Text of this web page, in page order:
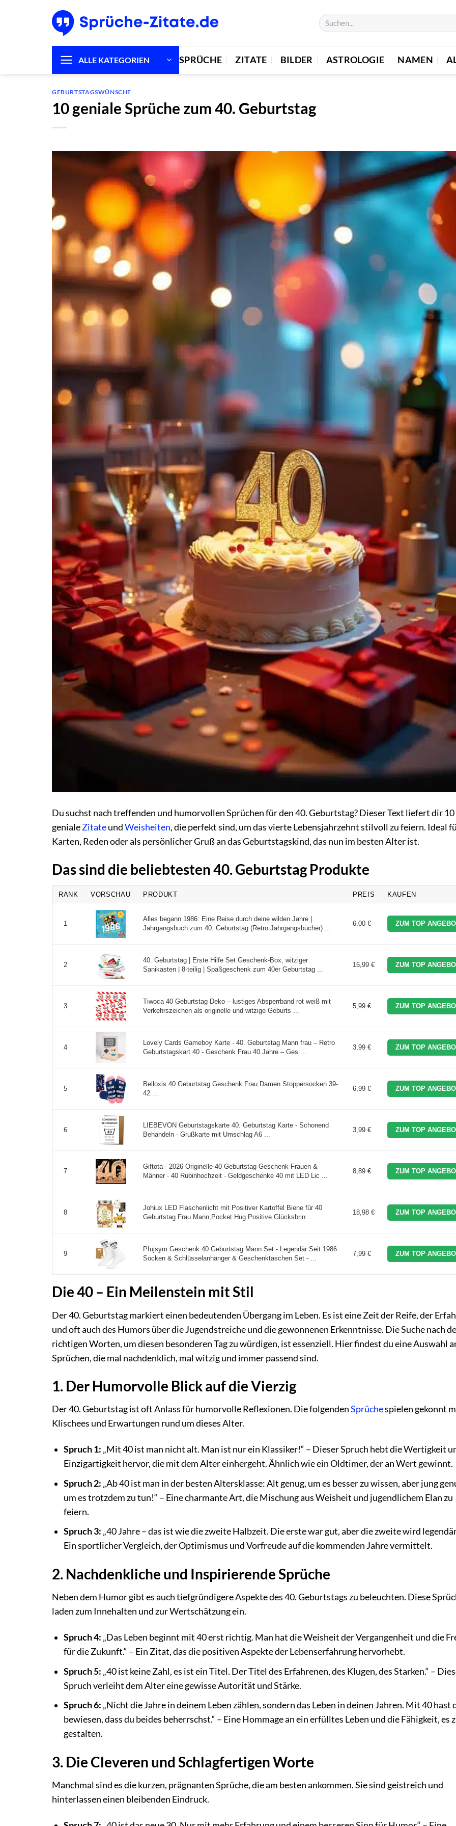
ALLE KATEGORIEN SPRÜCHE ZITATE BILDER ASTROLOGIE NAMEN
GEBURTSTAGSWÜNSCHE
10 geniale Sprüche zum 40. Geburtstag
Du suchst nach treffenden und humorvollen Sprüchen für den 40. Geburtstag? Dieser Text liefert dir 10
genialeZitateundWeisheiten, die perfekt sind, um das vierte Lebensjahrzehnt stilvoll zu feiern. Ideal
Karten, Reden oder als persönlicher Gruß an das Geburtstagskind, das nun im besten Alter ist.
Das sind die beliebtesten 40. Geburtstag Produkte
RANK VORSCHAU PRODUKT PREIS KAUFEN
1
Alles begann 1986: Eine Reise durch deine wilden Jahre |
Jahrgangsbuch zum 40. Geburtstag (Retro Jahrgangsbücher) ...
6,00 € ZUM TOP
2
40. Geburtstag | Erste Hilfe Set Geschenk-Box, witziger
Sanikasten | 8-teilig | Spaßgeschenk zum 40er Geburtstag ...
16,99 € ZUM TOP
3
Tiwoca 40 Geburtstag Deko – lustiges Absperrband rot weiß mit
Verkehrszeichen als originelle und witzige Geburts ...
5,99 € ZUM TOP
4
Lovely Cards Gameboy Karte - 40. Geburtstag Mann frau – Retro
Geburtstagskart 40 - Geschenk Frau 40 Jahre – Ges ...
3,99 € ZUM TOP
5
Belloxis 40 Geburtstag Geschenk Frau Damen Stoppersocken 39-
42 ...
6,99 € ZUM TOP
6
LIEBEVON Geburtstagskarte 40. Geburtstag Karte - Schonend
Behandeln - Grußkarte mit Umschlag A6 ...
3,99 € ZUM TOP
7
Giftota - 2026 Originelle 40 Geburtstag Geschenk Frauen &
Männer - 40 Rubinhochzeit - Geldgeschenke 40 mit LED Lic ...
8,89 € ZUM TOP
8
Johiux LED Flaschenlicht mit Positiver Kartoffel Biene für 40
Geburtstag Frau Mann,Pocket Hug Positive Glücksbrin ...
18,98 € ZUM TOP
9
PIujsym Geschenk 40 Geburtstag Mann Set - Legendär Seit 1986
Socken & Schlüsselanhänger & Geschenktaschen Set - ...
7,99 € ZUM TOP
Die 40 – Ein Meilenstein mit Stil
Der 40. Geburtstag markiert einen bedeutenden Übergang im Leben. Es ist eine Zeit der Reife, der
und oft auch des Humors über die Jugendstreiche und die gewonnenen Erkenntnisse. Die Suche nach
richtigen Worten, um diesen besonderen Tag zu würdigen, ist essenziell. Hier findest du eine Auswahl
Sprüchen, die mal nachdenklich, mal witzig und immer passend sind.
1. Der Humorvolle Blick auf die Vierzig
Der 40. Geburtstag ist oft Anlass für humorvolle Reflexionen. Die folgendenSprüchespielen gekonnt
Klischees und Erwartungen rund um dieses Alter.
Spruch 1: „Mit 40 ist man nicht alt. Man ist nur ein Klassiker!“ – Dieser Spruch hebt die Wertigkeit
Einzigartigkeit hervor, die mit dem Alter einhergeht. Ähnlich wie ein Oldtimer, der an Wert gewinnt.
Spruch 2: „Ab 40 ist man in der besten Altersklasse: Alt genug, um es besser zu wissen, aber jung
um es trotzdem zu tun!“ – Eine charmante Art, die Mischung aus Weisheit und jugendlichem Elan zu
feiern.
Spruch 3: „40 Jahre – das ist wie die zweite Halbzeit. Die erste war gut, aber die zweite wird
Ein sportlicher Vergleich, der Optimismus und Vorfreude auf die kommenden Jahre vermittelt.
2. Nachdenkliche und Inspirierende Sprüche
Neben dem Humor gibt es auch tiefgründigere Aspekte des 40. Geburtstags zu beleuchten. Diese
laden zum Innehalten und zur Wertschätzung ein.
Spruch 4: „Das Leben beginnt mit 40 erst richtig. Man hat die Weisheit der Vergangenheit und die
für die Zukunft.“ – Ein Zitat, das die positiven Aspekte der Lebenserfahrung hervorhebt.
Spruch 5: „40 ist keine Zahl, es ist ein Titel. Der Titel des Erfahrenen, des Klugen, des Starken.“ –
Spruch verleiht dem Alter eine gewisse Autorität und Stärke.
Spruch 6: „Nicht die Jahre in deinem Leben zählen, sondern das Leben in deinen Jahren. Mit 40 hast
bewiesen, dass du beides beherrschst.“ – Eine Hommage an ein erfülltes Leben und die Fähigkeit, es
gestalten.
3. Die Cleveren und Schlagfertigen Worte
Manchmal sind es die kurzen, prägnanten Sprüche, die am besten ankommen. Sie sind geistreich und
hinterlassen einen bleibenden Eindruck.